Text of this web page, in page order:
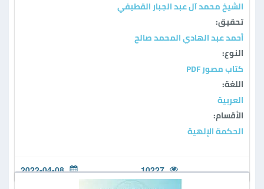
الشيخ محمد آل عبد الجبار القطيفي
تحقيق:
أحمد عبد الهادي المحمد صالح
النوع:
كتاب مصور PDF
اللغة:
العربية
الأقسام:
الحكمة الإلهية
10227
2022-04-08